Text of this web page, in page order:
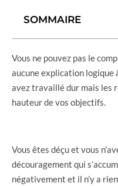
SOMMAIRE
Vous ne pouvez pas le
aucune explication logique
avez travaillé dur mais les
hauteur de vos objectifs.
Vous êtes déçu et vous
découragement qui
négativement et il n’y a